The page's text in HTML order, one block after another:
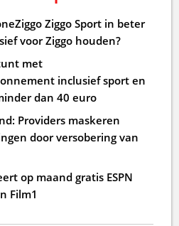
Ziggo Sport in beter
voor Ziggo houden?
met
inclusief sport en
dan 40 euro
Providers maskeren
door versobering van
op maand gratis ESPN
Film1